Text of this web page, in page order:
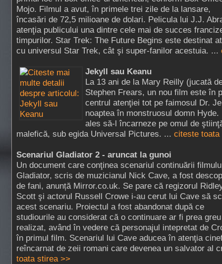
Mojo. Filmul a avut, în primele trei zile de la lansare,
încasări de 72,5 milioane de dolari. Pelicula lui J.J.
atenţia publicului una dintre cele mai de succes
timpurilor. Star Trek: The Future Begins este destinat
cu universul Star Trek, cât şi super-fanilor acestuia. ...
Jekyll sau Keanu
La 13 ani de la Mary Reilly (jucată
Stephen Frears, un nou film este în
centrul atenţiei tot pe faimosul Dr.
noaptea în monstruosul domn
ales să-l încarneze pe omul de
malefică, sub egida Universal Pictures. ... citeste
Scenariul Gladiator 2 - aruncat la gunoi
Un document care conţinea scenariul continuării
Gladiator, scris de muzicianul Nick Cave, a fost
de fani, anunță Mirror.co.uk. Se pare că regizorul
Scott şi actorul Russell Crowe i-au cerut lui Cave să
acest scenariu. Proiectul a fost abandonat după ce
studiourile au considerat că o continuare ar fi prea
realizat, având în vedere că personajul intepretat de
în primul film. Scenariul lui Cave aducea în atenţia
reîncarnat de zeii romani care devenea un salvator al
toata stirea >>